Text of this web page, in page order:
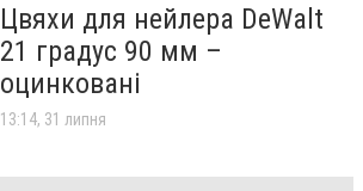
Цвяхи для нейлера DeWalt
21 градус 90 мм –
оцинковані
13:14, 31 липня